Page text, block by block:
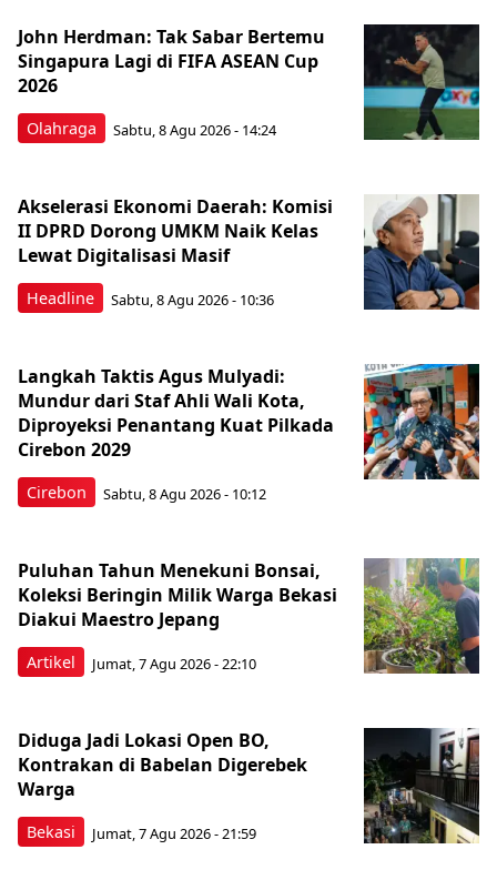
Olahraga
John Herdman: Tak Sabar Bertemu
Singapura Lagi di FIFA ASEAN Cup
2026
Sabtu, 8 Agu 2026 - 14:24
Headline
Akselerasi Ekonomi Daerah: Komisi
II DPRD Dorong UMKM Naik Kelas
Lewat Digitalisasi Masif
Sabtu, 8 Agu 2026 - 10:36
Cirebon
Langkah Taktis Agus Mulyadi:
Mundur dari Staf Ahli Wali Kota,
Diproyeksi Penantang Kuat Pilkada
Cirebon 2029
Sabtu, 8 Agu 2026 - 10:12
Artikel
Puluhan Tahun Menekuni Bonsai,
Koleksi Beringin Milik Warga Bekasi
Diakui Maestro Jepang
Jumat, 7 Agu 2026 - 22:10
Bekasi
Diduga Jadi Lokasi Open BO,
Kontrakan di Babelan Digerebek
Warga
Jumat, 7 Agu 2026 - 21:59